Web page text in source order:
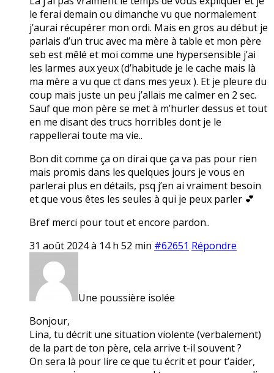
le ferai demain ou dimanche vu que normalement
j’aurai récupérer mon ordi. Mais en gros au début je
parlais d’un truc avec ma mère à table et mon père
seb est mêlé et moi comme une hypersensible j’ai
les larmes aux yeux (d’habitude je le cache mais là
ma mère a vu que ct dans mes yeux ). Et je pleure du
coup mais juste un peu j’allais me calmer en 2 sec.
Sauf que mon père se met à m’hurler dessus et tout
en me disant des trucs horribles dont je le
rappellerai toute ma vie..
Bon dit comme ça on dirai que ça va pas pour rien
mais promis dans les quelques jours je vous en
parlerai plus en détails, psq j’en ai vraiment besoin
et que vous êtes les seules à qui je peux parler 💕
Bref merci pour tout et encore pardon..
31 août 2024 à 14 h 52 min #62651 Répondre
Une poussière isolée
Bonjour,
Lina, tu décrit une situation violente (verbalement)
de la part de ton père, cela arrive t-il souvent ?
On sera là pour lire ce que tu écrit et pour t’aider,